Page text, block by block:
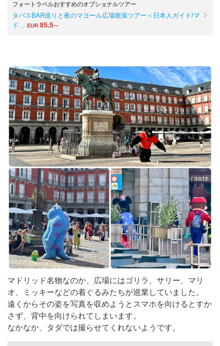
フォートラベルおすすめのオプショナルツアー
タパスBAR巡りと夜のマヨール広場散策ツアー＜日本人ガイド/マ
ド…
EUR 85.5～
マドリッド名物なのか、広場にはゴリラ、サリー、マリ
オ、ミッキーなどの着ぐるみたちが巡業していました。
遠くからその姿を写真を収めようとスマホを向けるとすか
さず、背中を向けられてしまいます。
なかなか、タダでは撮らせてくれないようです。